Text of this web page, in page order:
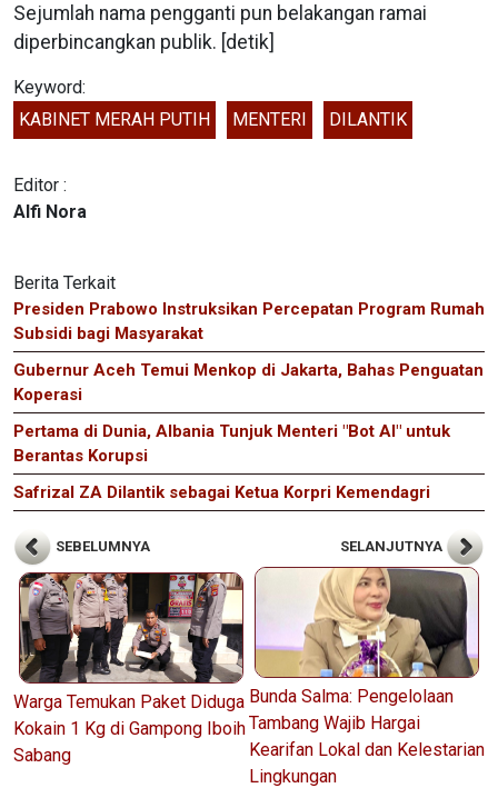
Sejumlah nama pengganti pun belakangan ramai
diperbincangkan publik. [detik]
Keyword:
KABINET MERAH PUTIH
MENTERI DILANTIK
Editor :
Alfi Nora
Berita Terkait
Presiden Prabowo Instruksikan Percepatan Program Rumah
Subsidi bagi Masyarakat
Gubernur Aceh Temui Menkop di Jakarta, Bahas Penguatan
Koperasi
Pertama di Dunia, Albania Tunjuk Menteri "Bot AI" untuk
Berantas Korupsi
Safrizal ZA Dilantik sebagai Ketua Korpri Kemendagri
SEBELUMNYA
Warga Temukan Paket Diduga
Kokain 1 Kg di Gampong Iboih
Sabang
SELANJUTNYA
Bunda Salma: Pengelolaan
Tambang Wajib Hargai
Kearifan Lokal dan Kelestarian
Lingkungan